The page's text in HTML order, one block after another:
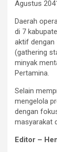
Agustus
Daerah
di 7
aktif dengan
(gathering
minyak
Pertamina.
Selain
mengelola
dengan
masyarakat
Editor –